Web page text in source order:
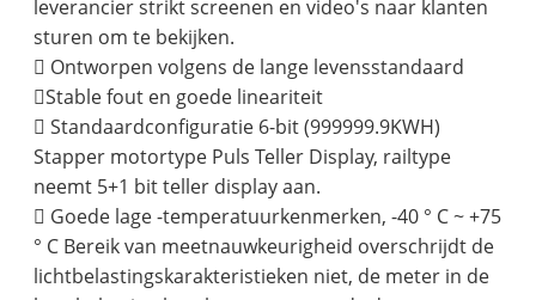
leverancier strikt screenen en video's naar klanten
sturen om te bekijken.
 Ontworpen volgens de lange levensstandaard
Stable fout en goede lineariteit
 Standaardconfiguratie 6-bit (999999.9KWH)
Stapper motortype Puls Teller Display, railtype
neemt 5+1 bit teller display aan.
 Goede lage -temperatuurkenmerken, -40 ° C ~ +75
° C Bereik van meetnauwkeurigheid overschrijdt de
lichtbelastingskarakteristieken niet, de meter in de